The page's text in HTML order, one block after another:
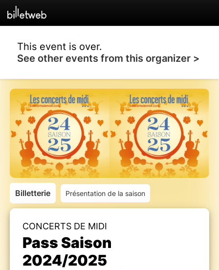
This event is over.
See other events from this organizer >
Billetterie Présentation de la saison
CONCERTS DE MIDI
Pass Saison
2024/2025